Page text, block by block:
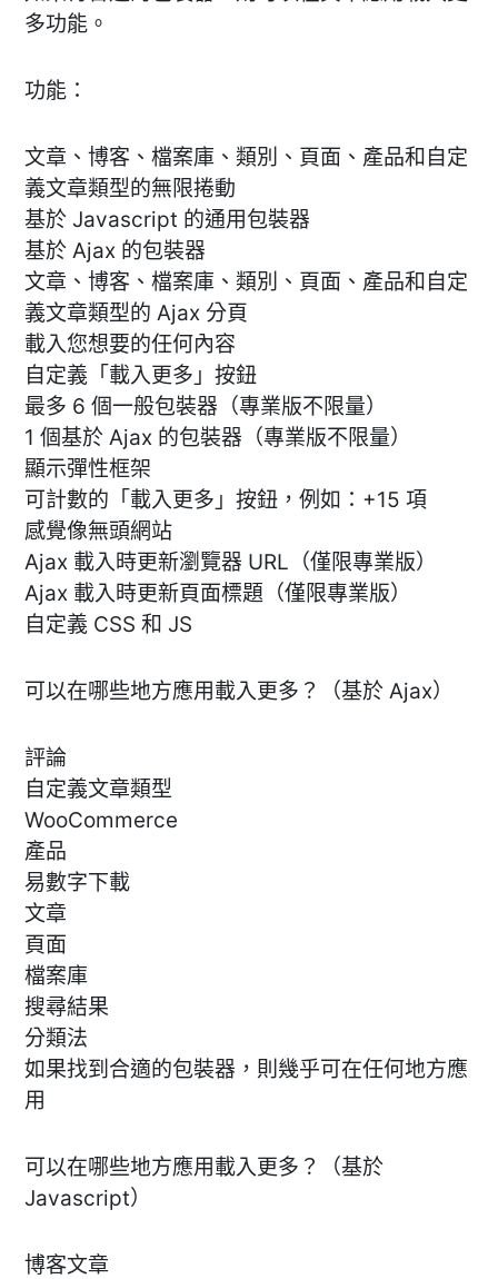
多功能。
功能：
文章、博客、檔案庫、類別、頁面、產品和自定
義文章類型的無限捲動
基於 Javascript 的通用包裝器
基於 Ajax 的包裝器
文章、博客、檔案庫、類別、頁面、產品和自定
義文章類型的 Ajax 分頁
載入您想要的任何內容
自定義「載入更多」按鈕
最多 6 個一般包裝器（專業版不限量）
1 個基於 Ajax 的包裝器（專業版不限量）
顯示彈性框架
可計數的「載入更多」按鈕，例如：+15 項
感覺像無頭網站
Ajax 載入時更新瀏覽器 URL（僅限專業版）
Ajax 載入時更新頁面標題（僅限專業版）
自定義 CSS 和 JS
可以在哪些地方應用載入更多？（基於 Ajax）
評論
自定義文章類型
WooCommerce
產品
易數字下載
文章
頁面
檔案庫
搜尋結果
分類法
如果找到合適的包裝器，則幾乎可在任何地方應
用
可以在哪些地方應用載入更多？（基於
Javascript）
博客文章